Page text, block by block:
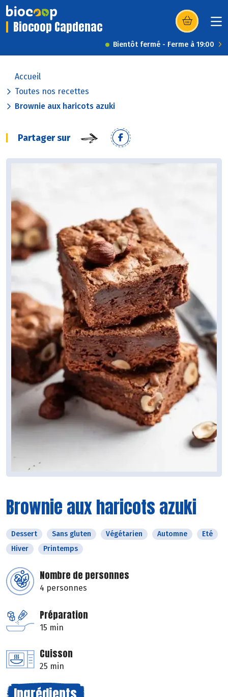
Biocoop Capdenac (s’ouvre dans
Bientôt fermé - Ferme à 19:00
Accueil
Toutes nos recettes
Brownie aux haricots azuki
Partager sur
Brownie aux haricots azuki
Dessert Sans gluten Végétarien Automne
Eté
Hiver
Printemps
Nombre de personnes
4 personnes
Préparation
15 min
Cuisson
25 min